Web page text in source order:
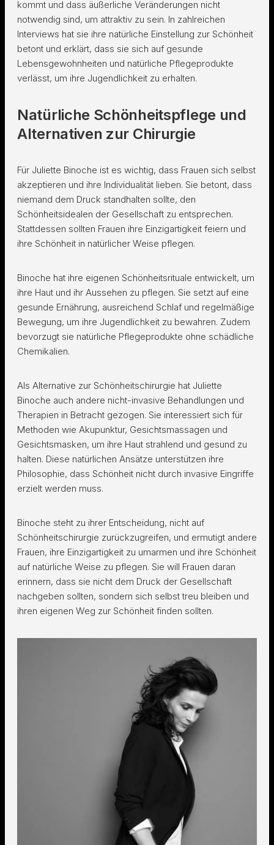
kommt und dass äußerliche Veränderungen nicht
notwendig sind, um attraktiv zu sein. In zahlreichen
Interviews hat sie ihre natürliche Einstellung zur Schönheit
betont und erklärt, dass sie sich auf gesunde
Lebensgewohnheiten und natürliche Pflegeprodukte
verlässt, um ihre Jugendlichkeit zu erhalten.
Natürliche Schönheitspflege und
Alternativen zur Chirurgie
Für Juliette Binoche ist es wichtig, dass Frauen sich selbst
akzeptieren und ihre Individualität lieben. Sie betont, dass
niemand dem Druck standhalten sollte, den
Schönheitsidealen der Gesellschaft zu entsprechen.
Stattdessen sollten Frauen ihre Einzigartigkeit feiern und
ihre Schönheit in natürlicher Weise pflegen.
Binoche hat ihre eigenen Schönheitsrituale entwickelt, um
ihre Haut und ihr Aussehen zu pflegen. Sie setzt auf eine
gesunde Ernährung, ausreichend Schlaf und regelmäßige
Bewegung, um ihre Jugendlichkeit zu bewahren. Zudem
bevorzugt sie natürliche Pflegeprodukte ohne schädliche
Chemikalien.
Als Alternative zur Schönheitschirurgie hat Juliette
Binoche auch andere nicht-invasive Behandlungen und
Therapien in Betracht gezogen. Sie interessiert sich für
Methoden wie Akupunktur, Gesichtsmassagen und
Gesichtsmasken, um ihre Haut strahlend und gesund zu
halten. Diese natürlichen Ansätze unterstützen ihre
Philosophie, dass Schönheit nicht durch invasive Eingriffe
erzielt werden muss.
Binoche steht zu ihrer Entscheidung, nicht auf
Schönheitschirurgie zurückzugreifen, und ermutigt andere
Frauen, ihre Einzigartigkeit zu umarmen und ihre Schönheit
auf natürliche Weise zu pflegen. Sie will Frauen daran
erinnern, dass sie nicht dem Druck der Gesellschaft
nachgeben sollten, sondern sich selbst treu bleiben und
ihren eigenen Weg zur Schönheit finden sollten.